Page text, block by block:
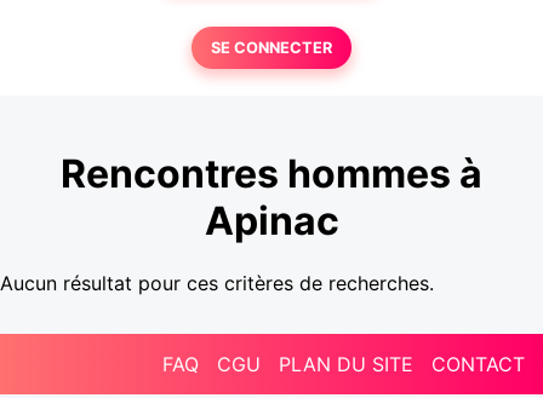
SE CONNECTER
Rencontres hommes à
Apinac
Aucun résultat pour ces critères de recherches.
FAQ CGU PLAN DU SITE CONTACT